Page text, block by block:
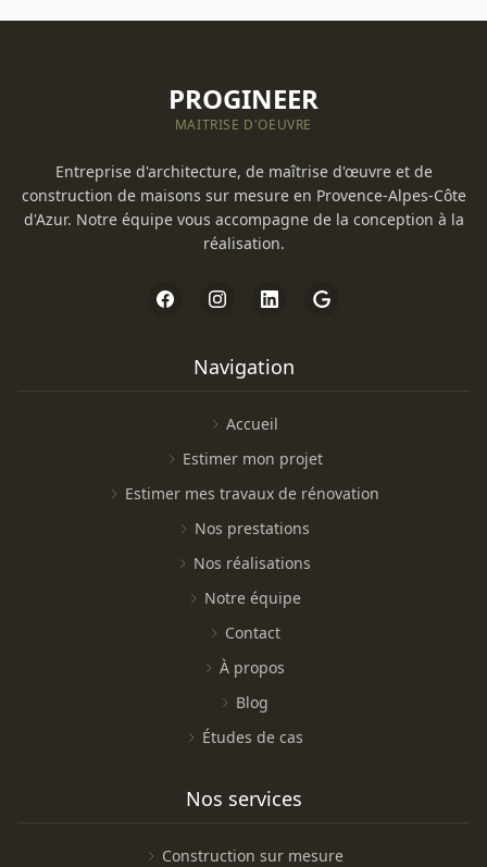
PROGINEER
MAITRISE D'OEUVRE
Entreprise d'architecture, de maîtrise d'œuvre et de
construction de maisons sur mesure en Provence-Alpes-Côte
d'Azur. Notre équipe vous accompagne de la conception à la
réalisation.
Navigation
Accueil
Estimer mon projet
Estimer mes travaux de rénovation
Nos prestations
Nos réalisations
Notre équipe
Contact
À propos
Blog
Études de cas
Nos services
Construction sur mesure